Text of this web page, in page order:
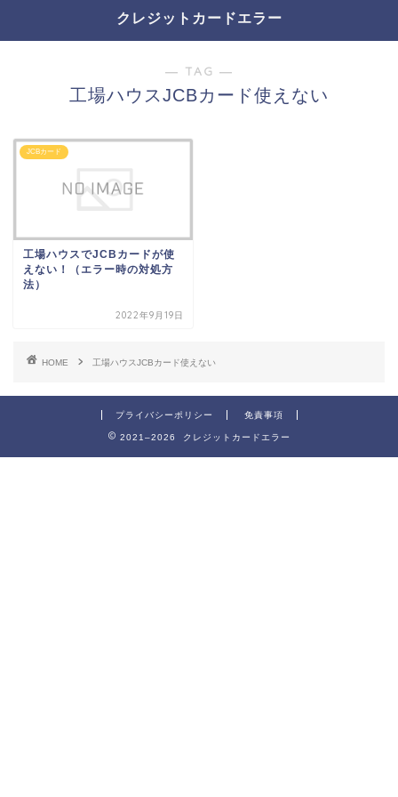
クレジットカードエラー
― TAG ―
工場ハウスJCBカード使えない
JCBカード
工場ハウスでJCBカードが使
えない！（エラー時の対処方
法）
2022年9月19日
HOME 工場ハウスJCBカード使えない
プライバシーポリシー 免責事項
2021–2026 クレジットカードエラー